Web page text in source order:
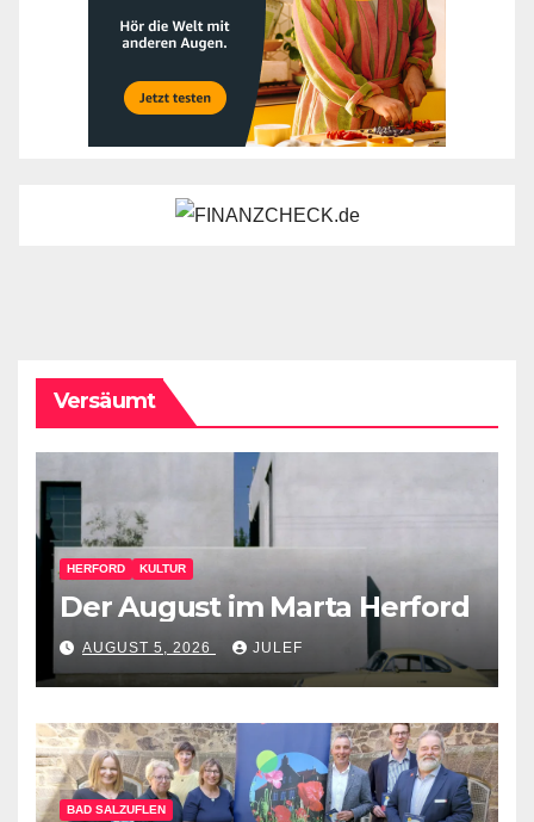
Versäumt
HERFORD KULTUR
Der August im Marta Herford
AUGUST 5, 2026 JULEF
BAD SALZUFLEN